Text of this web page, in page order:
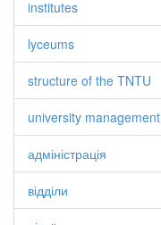
institutes
lyceums
structure of the TNTU
university management
адміністрація
відділи